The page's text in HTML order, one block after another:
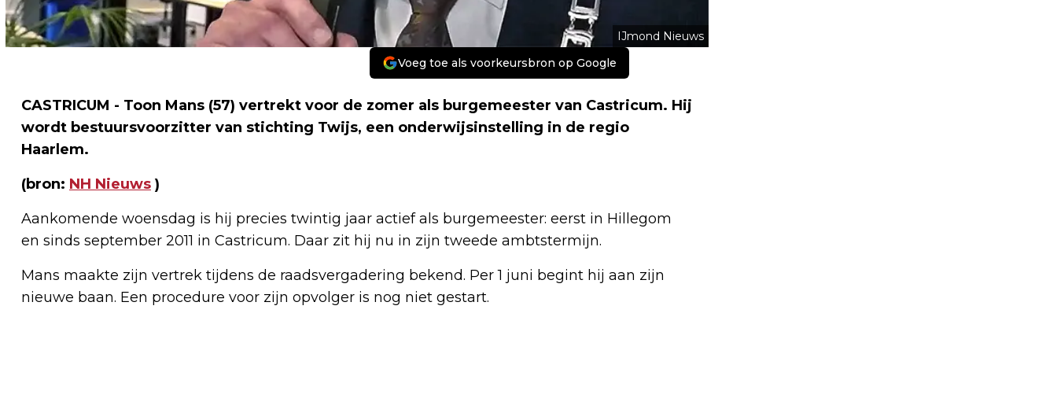
IJmond Nieuws
Voeg toe als voorkeursbron op Google
CASTRICUM - Toon Mans (57) vertrekt voor de zomer als burgemeester van Castricum. Hij
wordt bestuursvoorzitter van stichting Twijs, een onderwijsinstelling in de regio
Haarlem.
(bron: NH Nieuws )
Aankomende woensdag is hij precies twintig jaar actief als burgemeester: eerst in Hillegom
en sinds september 2011 in Castricum. Daar zit hij nu in zijn tweede ambtstermijn.
Mans maakte zijn vertrek tijdens de raadsvergadering bekend. Per 1 juni begint hij aan zijn
nieuwe baan. Een procedure voor zijn opvolger is nog niet gestart.